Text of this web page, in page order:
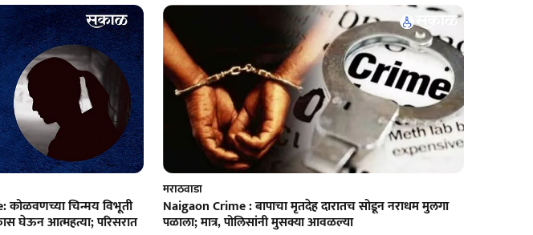
चिन्मय विभूती
घेऊन आत्महत्या; परिसरात
मराठवाडा
Naigaon Crime : बापाचा मृतदेह दारातच सोडून नराधम मुलगा
पळाला; मात्र, पोलिसांनी मुसक्या आवळल्या